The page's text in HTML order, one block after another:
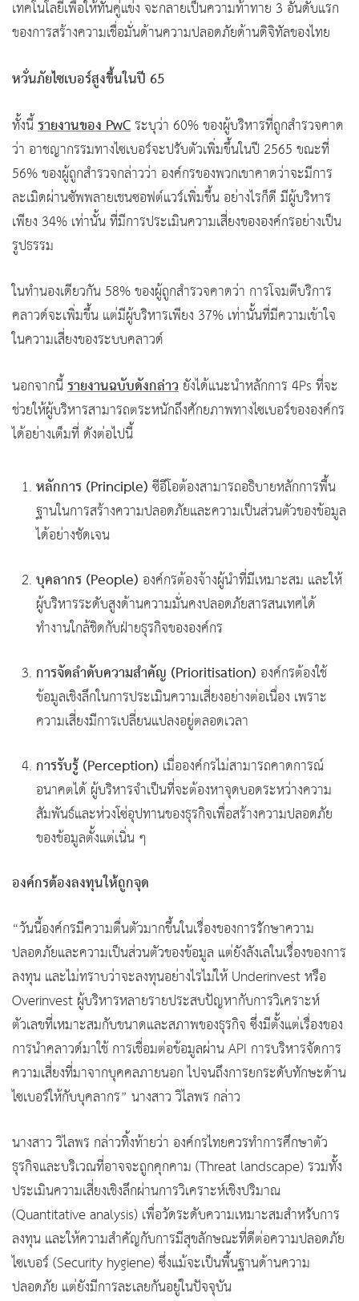
เทคโนโลยีเพื่อให้ทันคู่แข่ง จะกลายเป็นความท้าทาย 3 อันดับแรก
ของการสร้างความเชื่อมั่นด้านความปลอดภัยด้านดิจิทัลของไทย
หวั่นภัยไซเบอร์สูงขึ้นในปี 65
ทั้งนี้รายงานของ PwCระบุว่า 60% ของผู้บริหารที่ถูกสำรวจคาด
ว่า อาชญากรรมทางไซเบอร์จะปรับตัวเพิ่มขึ้นในปี 2565 ขณะที่
56% ของผู้ถูกสำรวจกล่าวว่า องค์กรของพวกเขาคาดว่าจะมีการ
ละเมิดผ่านซัพพลายเชนซอฟต์แวร์เพิ่มขึ้น อย่างไรก็ดี มีผู้บริหาร
เพียง 34% เท่านั้น ที่มีการประเมินความเสี่ยงขององค์กรอย่างเป็น
รูปธรรม
ในทำนองเดียวกัน 58% ของผู้ถูกสำรวจคาดว่า การโจมตีบริการ
คลาวด์จะเพิ่มขึ้น แต่มีผู้บริหารเพียง 37% เท่านั้นที่มีความเข้าใจ
ในความเสี่ยงของระบบคลาวด์
นอกจากนี้รายงานฉบับดังกล่าวยังได้แนะนำหลักการ 4Ps ที่จะ
ช่วยให้ผู้บริหารสามารถตระหนักถึงศักยภาพทางไซเบอร์ขององค์กร
ได้อย่างเต็มที่ ดังต่อไปนี้
หลักการ (Principle)ซีอีโอต้องสามารถอธิบายหลักการพื้น
ฐานในการสร้างความปลอดภัยและความเป็นส่วนตัวของข้อมูล
ได้อย่างชัดเจน
บุคลากร (People)องค์กรต้องจ้างผู้นำที่มีเหมาะสม และให้
ผู้บริหารระดับสูงด้านความมั่นคงปลอดภัยสารสนเทศได้
ทำงานใกล้ชิดกับฝ่ายธุรกิจขององค์กร
การจัดลำดับความสำคัญ (Prioritisation)องค์กรต้องใช้
ข้อมูลเชิงลึกในการประเมินความเสี่ยงอย่างต่อเนื่อง เพราะ
ความเสี่ยงมีการเปลี่ยนแปลงอยู่ตลอดเวลา
การรับรู้ (Perception) เมื่อองค์กรไม่สามารถคาดการณ์
อนาคตได้ ผู้บริหารจำเป็นที่จะต้องหาจุดบอดระหว่างความ
สัมพันธ์และห่วงโซ่อุปทานของธุรกิจเพื่อสร้างความปลอดภัย
ของข้อมูลตั้งแต่เนิ่น ๆ
องค์กรต้องลงทุนให้ถูกจุด
“วันนี้องค์กรมีความตื่นตัวมากขึ้นในเรื่องของการรักษาความ
ปลอดภัยและความเป็นส่วนตัวของข้อมูล แต่ยังลังเลในเรื่องของการ
ลงทุน และไม่ทราบว่าจะลงทุนอย่างไรไม่ให้ Underinvest หรือ
Overinvest ผู้บริหารหลายรายประสบปัญหากับการวิเคราะห์
ตัวเลขที่เหมาะสมกับขนาดและสภาพของธุรกิจ ซึ่งมีตั้งแต่เรื่องของ
การนำคลาวด์มาใช้ การเชื่อมต่อข้อมูลผ่าน API การบริหารจัดการ
ความเสี่ยงที่มาจากบุคคลภายนอก ไปจนถึงการยกระดับทักษะด้าน
ไซเบอร์ให้กับบุคลากร” นางสาว วิไลพร กล่าว
นางสาว วิไลพร กล่าวทิ้งท้ายว่า องค์กรไทยควรทำการศึกษาตัว
ธุรกิจและบริเวณที่อาจจะถูกคุกคาม (Threat landscape) รวมทั้ง
ประเมินความเสี่ยงเชิงลึกผ่านการวิเคราะห์เชิงปริมาณ
(Quantitative analysis) เพื่อวัดระดับความเหมาะสมสำหรับการ
ลงทุน และให้ความสำคัญกับการมีสุขลักษณะที่ดีต่อความปลอดภัย
ไซเบอร์ (Security hygiene) ซึ่งแม้จะเป็นพื้นฐานด้านความ
ปลอดภัย แต่ยังมีการละเลยกันอยู่ในปัจจุบัน